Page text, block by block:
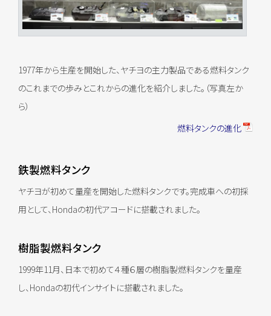
1977年から生産を開始した、ヤチヨの主力製品である燃料タンク
のこれまでの歩みとこれからの進化を紹介しました。（写真左か
ら）
燃料タンクの進化
鉄製燃料タンク
ヤチヨが初めて量産を開始した燃料タンクです。完成車への初採
用として、Hondaの初代アコードに搭載されました。
樹脂製燃料タンク
1999年11月、日本で初めて４種６層の樹脂製燃料タンクを量産
し、Hondaの初代インサイトに搭載されました。